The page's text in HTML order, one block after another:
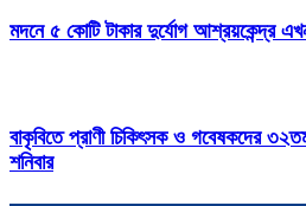
মদনে ৫ কোটি টাকার দুর্যোগ আশ্রয়কেন্দ্র
বাকৃবিতে প্রাণী চিকিৎসক ও গবেষকদের
শনিবার